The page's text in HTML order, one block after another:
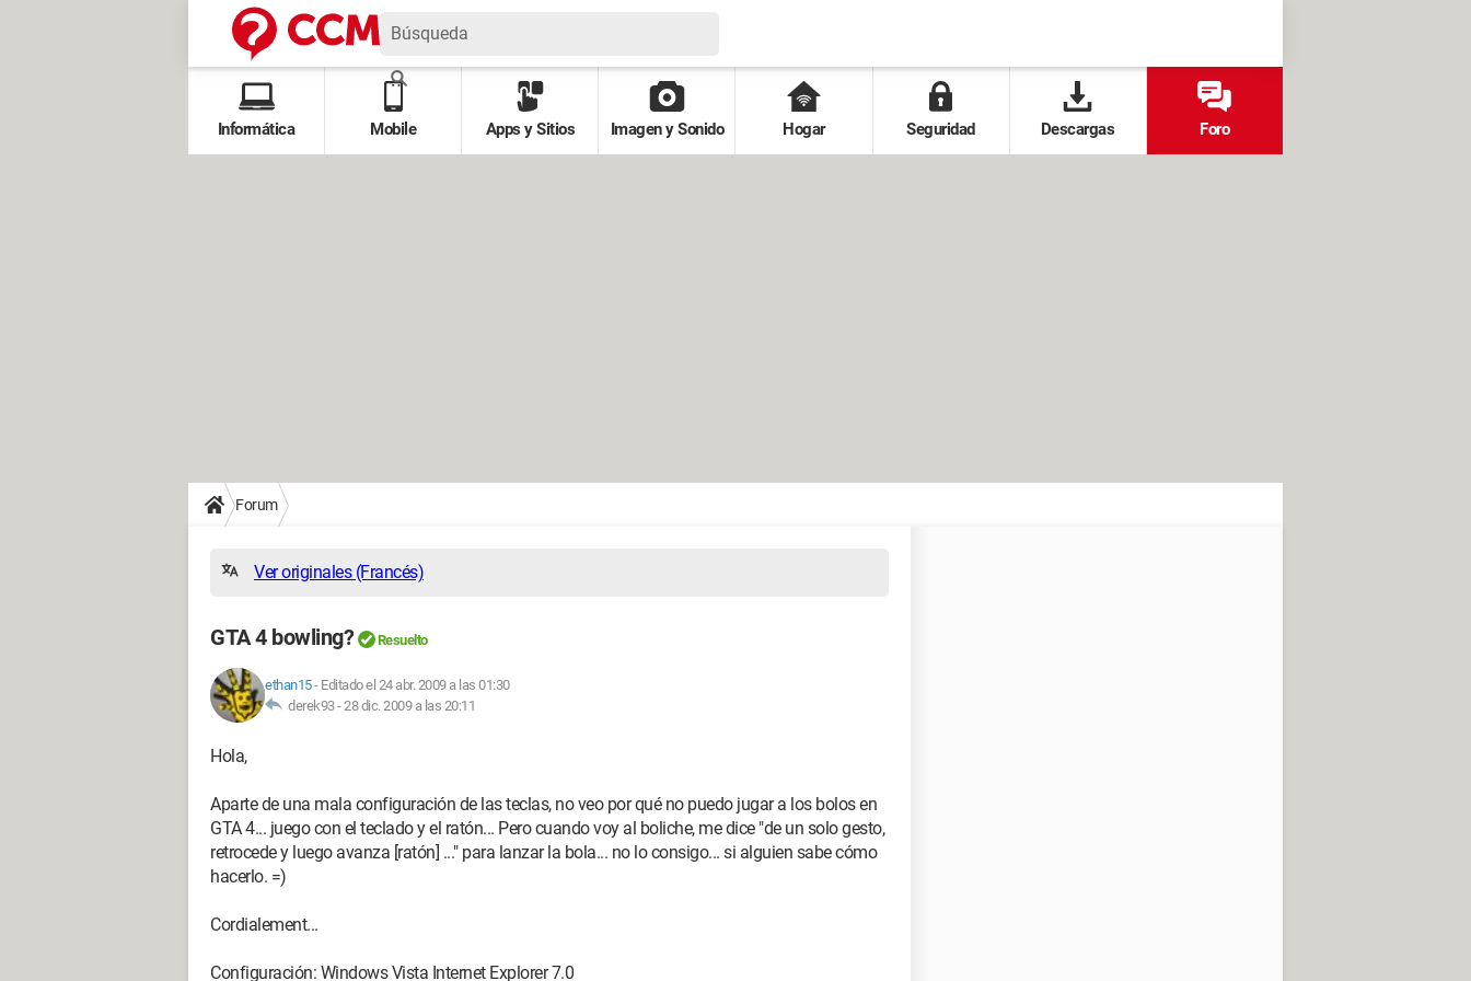
Informática Mobile Apps y Sitios Imagen y Sonido Hogar Seguridad Descargas Foro
Forum
Ver originales (Francés)
GTA 4 bowling? Resuelto
ethan15- Editado el 24 abr. 2009 a las 01:30
derek93 -28 dic. 2009 a las 20:11
Hola,
Aparte de una mala configuración de las teclas, no veo por qué no puedo jugar a los bolos en
GTA 4... juego con el teclado y el ratón... Pero cuando voy al boliche, me dice "de un solo gesto,
retrocede y luego avanza [ratón] ..." para lanzar la bola... no lo consigo... si alguien sabe cómo
hacerlo. =)
Cordialement...
Configuración: Windows Vista Internet Explorer 7.0